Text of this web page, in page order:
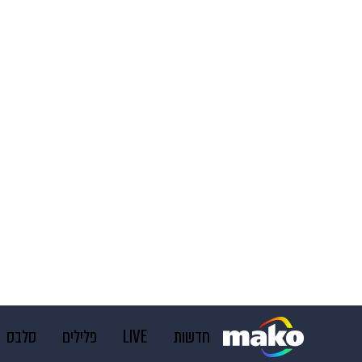
חדשות LIVE פלילים סלבס